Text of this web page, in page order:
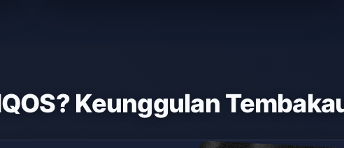
Keunggulan